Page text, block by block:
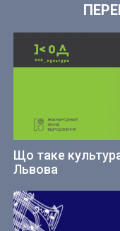
Що таке
Львова